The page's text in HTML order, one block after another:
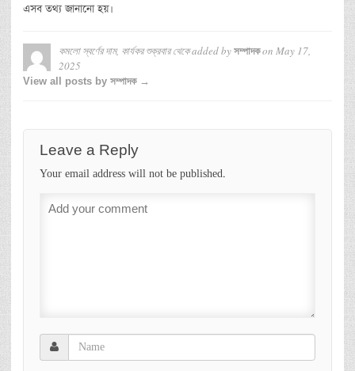
এসব তথ্য জানানো হয়।
কমলো স্বর্ণের দাম, কার্যকর শুক্রবার থেকেadded by সম্পাদকon May 17,
2025
View all posts by সম্পাদক →
Leave a Reply
Your email address will not be published.